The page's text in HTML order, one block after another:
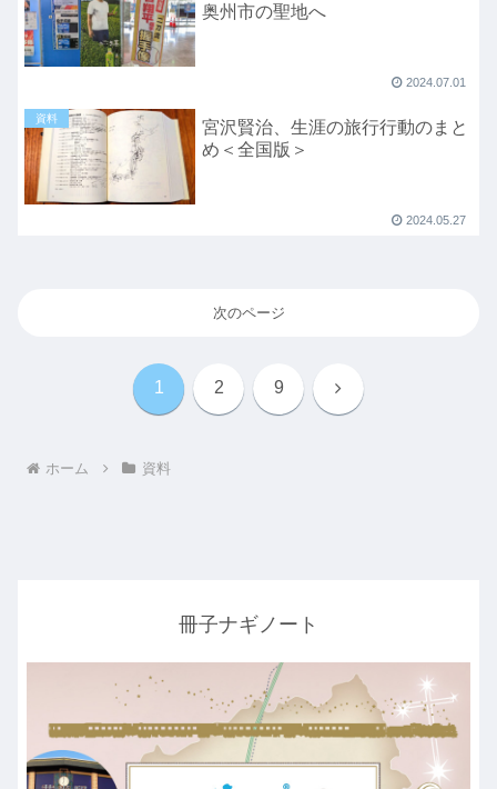
奥州市の聖地へ
2024.07.01
資料
宮沢賢治、生涯の旅行行動のまと
め＜全国版＞
2024.05.27
次のページ
1 2 9 次
ホーム 資料
冊子ナギノート